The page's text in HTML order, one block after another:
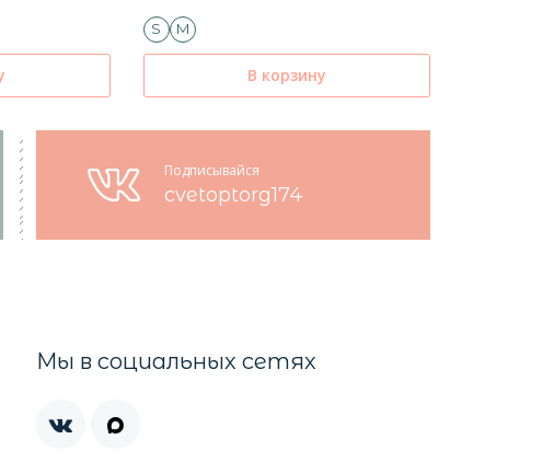
S M
В корзину
Подписывайся
cvetoptorg174
Мы в социальных сетях